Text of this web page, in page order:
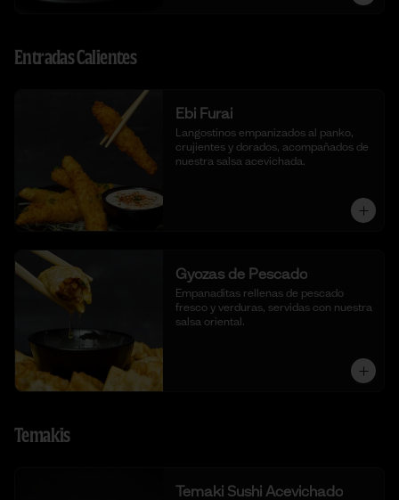
Entradas Calientes
Ebi Furai
Langostinos empanizados al panko,
crujientes y dorados, acompañados de
nuestra salsa acevichada.
Gyozas de Pescado
Empanaditas rellenas de pescado
fresco y verduras, servidas con nuestra
salsa oriental.
Temakis
Temaki Sushi Acevichado